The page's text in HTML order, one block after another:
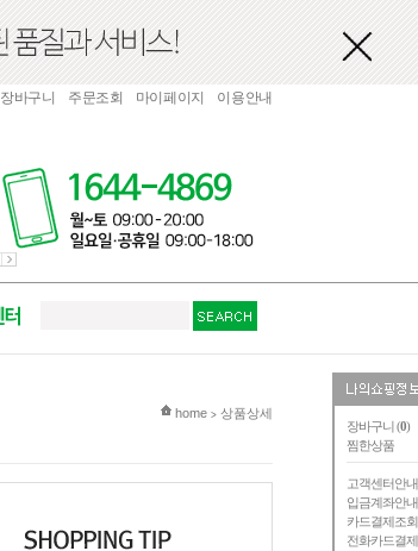
장바구니 (0)
찜한상품
고객센터안내
입금계좌안내
카드결제조회
전화카드결제
장바구니 주문조회 마이페이지 이용안내
현재 위치
home > 상품상세